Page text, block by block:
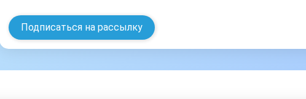
Подписаться на рассылку